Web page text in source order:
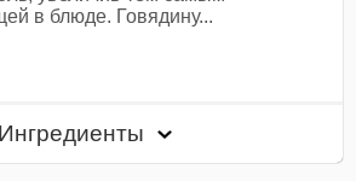
в блюде. Говядину...
Ингредиенты